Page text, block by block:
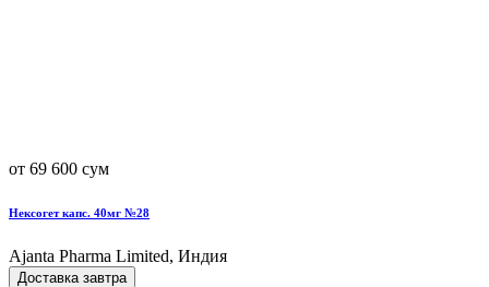
от 69 600 сум
Нексогет капс. 40мг №28
Ajanta Pharma Limited, Индия
Доставка завтра